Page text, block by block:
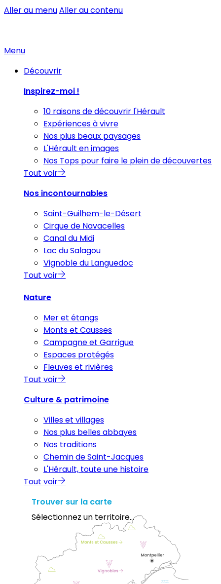
Aller au menuAller au contenu
Menu
Découvrir
Inspirez-moi !
10 raisons de découvrir l'Hérault
Expériences à vivre
Nos plus beaux paysages
L'Hérault en images
Nos Tops pour faire le plein de découvertes
Tout voir
Nos incontournables
Saint-Guilhem-le-Désert
Cirque de Navacelles
Canal du Midi
Lac du Salagou
Vignoble du Languedoc
Tout voir
Nature
Mer et étangs
Monts et Causses
Campagne et Garrigue
Espaces protégés
Fleuves et rivières
Tout voir
Culture & patrimoine
Villes et villages
Nos plus belles abbayes
Nos traditions
Chemin de Saint-Jacques
L'Hérault, toute une histoire
Tout voir
Trouver sur la carte
Sélectionnez un territoire...